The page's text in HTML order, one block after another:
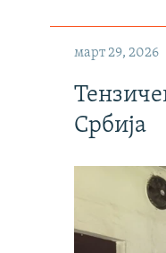
март 29, 2026
Србија